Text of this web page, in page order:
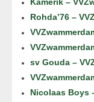
Rohda’76 –
sv Gouda –
Nicolaas Boys